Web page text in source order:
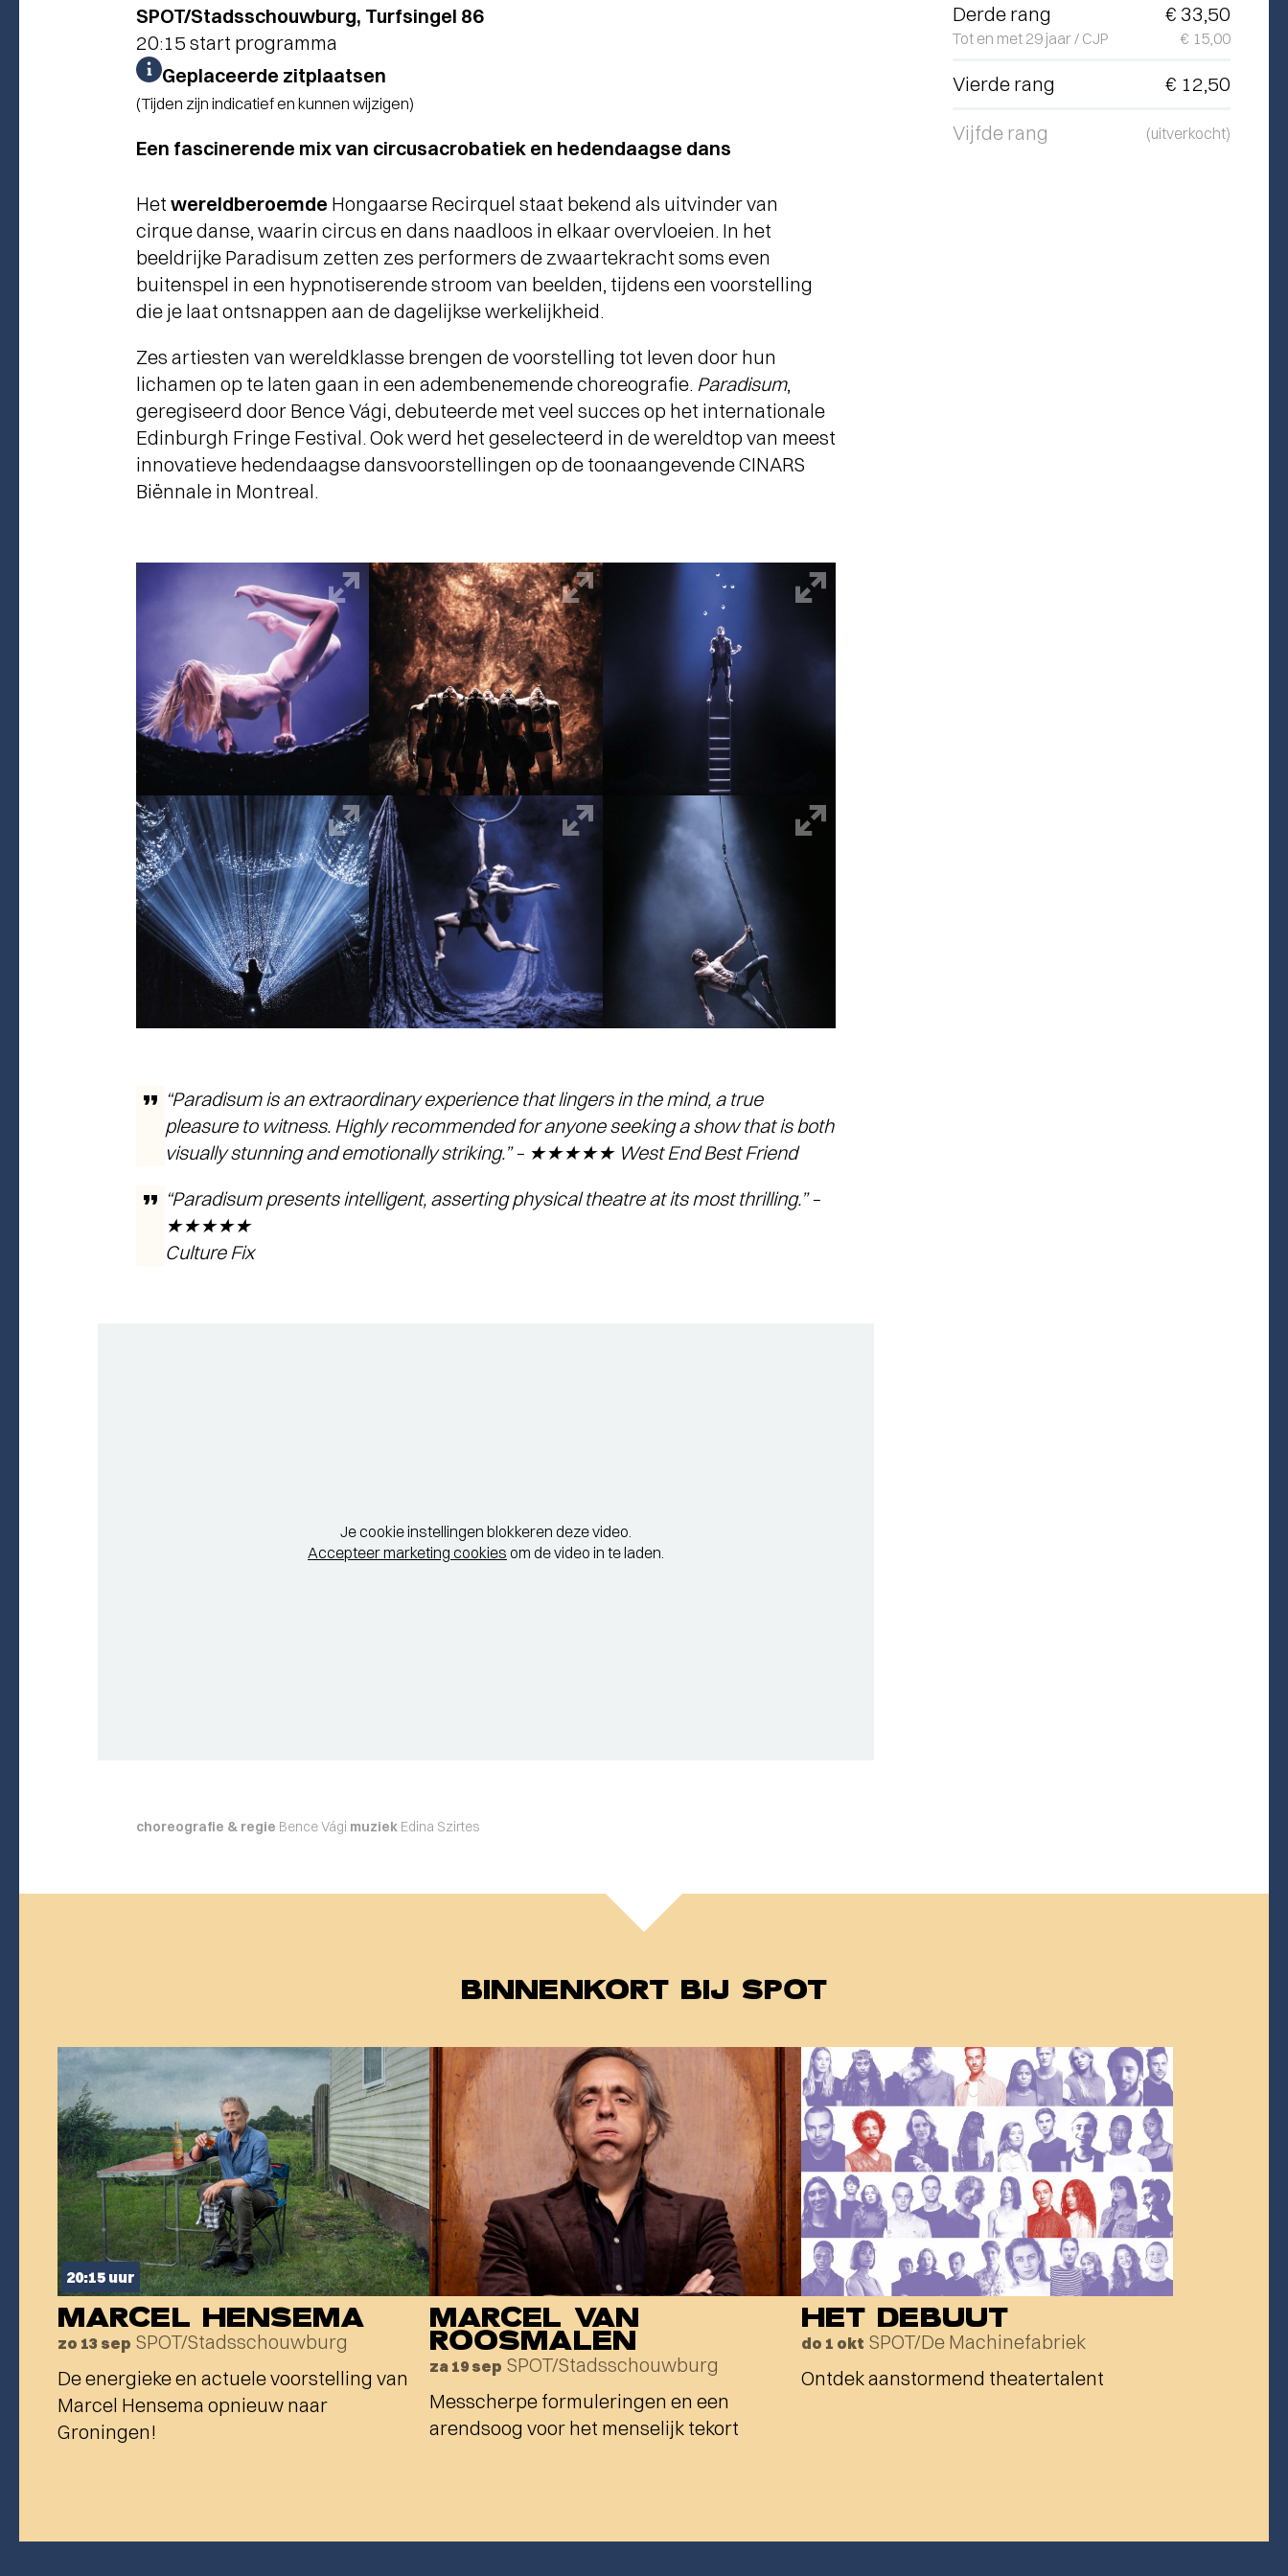
SPOT/Stadsschouwburg, Turfsingel 86
20:15 start programma
Geplaceerde zitplaatsen
(Tijden zijn indicatief en kunnen wijzigen)
Een fascinerende mix van circusacrobatiek en hedendaagse dans
Het wereldberoemde Hongaarse Recirquel staat bekend als uitvinder van
cirque danse, waarin circus en dans naadloos in elkaar overvloeien. In het
beeldrijke Paradisum zetten zes performers de zwaartekracht soms even
buitenspel in een hypnotiserende stroom van beelden, tijdens een voorstelling
die je laat ontsnappen aan de dagelijkse werkelijkheid.
Zes artiesten van wereldklasse brengen de voorstelling tot leven door hun
lichamen op te laten gaan in een adembenemende choreografie. Paradisum,
geregiseerd door Bence Vági, debuteerde met veel succes op het internationale
Edinburgh Fringe Festival. Ook werd het geselecteerd in de wereldtop van meest
innovatieve hedendaagse dansvoorstellingen op de toonaangevende CINARS
Biënnale in Montreal.
“Paradisumis an extraordinary experience that lingers in the mind, a true
pleasure to witness. Highly recommended for anyone seeking a show that is both
visually stunning and emotionally striking.” – ★★★★★ West End Best Friend
“Paradisumpresents intelligent, asserting physical theatre at its most thrilling.” –
★★★★★
Culture Fix
Je cookie instellingen blokkeren deze video.
Accepteer marketing cookies om de video in te laden.
choreografie & regie Bence Vági muziek Edina Szirtes
Derde rang € 33,50
Tot en met 29 jaar / CJP € 15,00
Vierde rang € 12,50
Vijfde rang (uitverkocht)
BINNENKORT BIJ SPOT
20:15 uur
MARCEL HENSEMA
zo 13 sep SPOT/Stadsschouwburg
De energieke en actuele voorstelling van
Marcel Hensema opnieuw naar
Groningen!
MARCEL VAN
ROOSMALEN
za 19 sep SPOT/Stadsschouwburg
Messcherpe formuleringen en een
arendsoog voor het menselijk tekort
HET DEBUUT
do 1 okt SPOT/De Machinefabriek
Ontdek aanstormend theatertalent